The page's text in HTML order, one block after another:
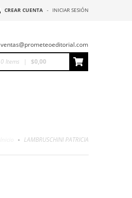
CREAR CUENTA - INICIAR SESIÓN
ventas@prometeoeditorial.com
0 Items | $0,00
- LAMBRUSCHINI PATRICIA